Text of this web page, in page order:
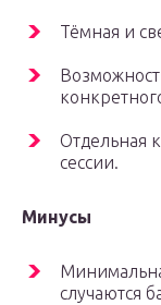
Тёмная и
Отдельная
сессии.
Минусы
случаются